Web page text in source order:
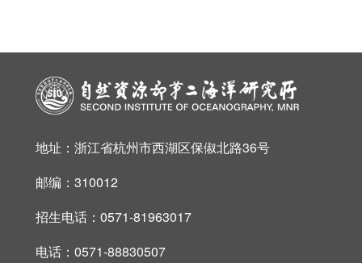
地址：浙江省杭州市西湖区保俶北路36号
邮编：310012
招生电话：0571-81963017
电话：0571-88830507